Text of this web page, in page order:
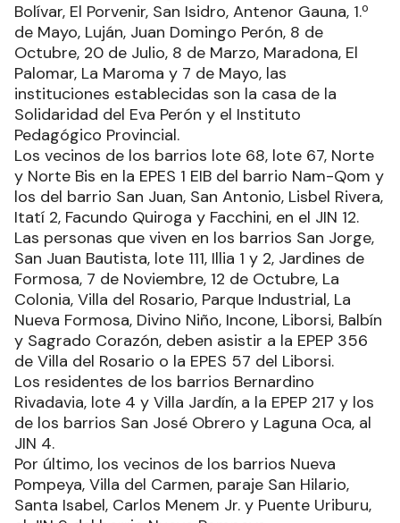
Bolívar, El Porvenir, San Isidro, Antenor Gauna, 1.º
de Mayo, Luján, Juan Domingo Perón, 8 de
Octubre, 20 de Julio, 8 de Marzo, Maradona, El
Palomar, La Maroma y 7 de Mayo, las
instituciones establecidas son la casa de la
Solidaridad del Eva Perón y el Instituto
Pedagógico Provincial.
Los vecinos de los barrios lote 68, lote 67, Norte
y Norte Bis en la EPES 1 EIB del barrio Nam-Qom y
los del barrio San Juan, San Antonio, Lisbel Rivera,
Itatí 2, Facundo Quiroga y Facchini, en el JIN 12.
Las personas que viven en los barrios San Jorge,
San Juan Bautista, lote 111, Illia 1 y 2, Jardines de
Formosa, 7 de Noviembre, 12 de Octubre, La
Colonia, Villa del Rosario, Parque Industrial, La
Nueva Formosa, Divino Niño, Incone, Liborsi, Balbín
y Sagrado Corazón, deben asistir a la EPEP 356
de Villa del Rosario o la EPES 57 del Liborsi.
Los residentes de los barrios Bernardino
Rivadavia, lote 4 y Villa Jardín, a la EPEP 217 y los
de los barrios San José Obrero y Laguna Oca, al
JIN 4.
Por último, los vecinos de los barrios Nueva
Pompeya, Villa del Carmen, paraje San Hilario,
Santa Isabel, Carlos Menem Jr. y Puente Uriburu,